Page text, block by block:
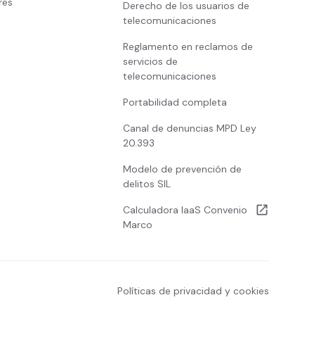
Derecho de los usuarios de
telecomunicaciones
Reglamento en reclamos de
servicios de
telecomunicaciones
Portabilidad completa
Canal de denuncias MPD Ley
20.393
Modelo de prevención de
delitos SIL
Calculadora IaaS Convenio
Marco
Políticas de privacidad y cookies